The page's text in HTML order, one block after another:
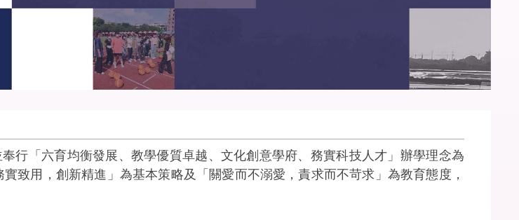
「六育均衡發展、教學優質卓越、文化創意學府、務實科技人才」辦學理念為
致用，創新精進」為基本策略及「關愛而不溺愛，責求而不苛求」為教育態度，